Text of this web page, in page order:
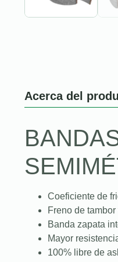
Acerca del
Coeficiente de
Freno de
Banda zapata
Mayor
100% libre de